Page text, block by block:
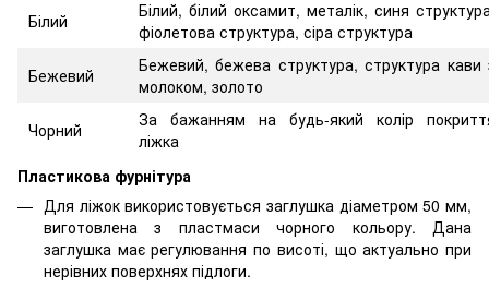
Білий
Білий, білий оксамит, металік, синя
фіолетова структура, сіра структура
Бежевий
Бежевий, бежева структура, структура кави
молоком, золото
Чорний
За бажанням на будь-який колір
ліжка
Пластикова фурнітура
Для ліжок використовується заглушка діаметром 50 мм,
виготовлена з пластмаси чорного кольору. Дана
заглушка має регулювання по висоті, що актуально при
нерівних поверхнях підлоги.